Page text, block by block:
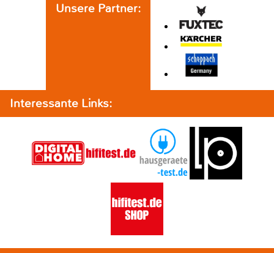
Unsere Partner:
Interessante Links: